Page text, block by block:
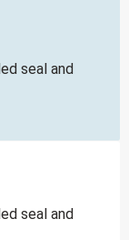
seal and
seal and